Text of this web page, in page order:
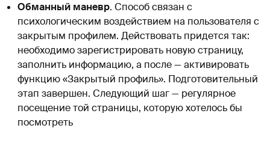
Обманный маневр. Способ связан с
психологическим воздействием на пользователя с
закрытым профилем. Действовать придется так:
необходимо зарегистрировать новую страницу,
заполнить информацию, а после — активировать
функцию «Закрытый профиль». Подготовительный
этап завершен. Следующий шаг — регулярное
посещение той страницы, которую хотелось бы
посмотреть